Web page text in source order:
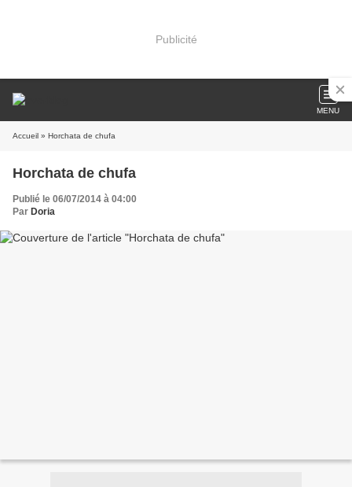
Publicité
MENU
Accueil » Horchata de chufa
Horchata de chufa
Publié le 06/07/2014 à 04:00
Par Doria